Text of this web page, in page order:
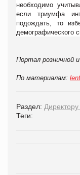
необходимо
если триумфа
подождать, то
демографического
Портал розничной
По материалам:
Раздел: Директору
Теги: